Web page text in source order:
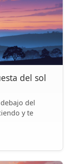
del sol
del
y te